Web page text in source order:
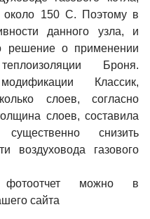
около 150 С. Поэтому в
данного узла, и
решение о применении
Броня.
Классик,
слоев, согласно
слоев, составила
снизить
воздуховода газового
фотоотчет можно в
сайта